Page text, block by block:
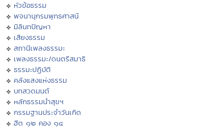
หัวข้อธรรม
พจนานุกรมพุทธศาสน์
มิลินทปัญหา
เสียงธรรม
สถานีเพลงธรรมะ
เพลงธรรมะ/ดนตรีสมาธิ
ธรรมะปฏิบัติ
คลังแสงแห่งธรรม
บทสวดมนต์
หลักธรรมนำสุขฯ
กรรมฐานประจำวันเกิด
ฮีต ๑๒ คอง ๑๔